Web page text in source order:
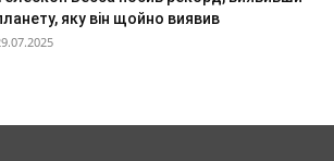
яку він щойно виявив